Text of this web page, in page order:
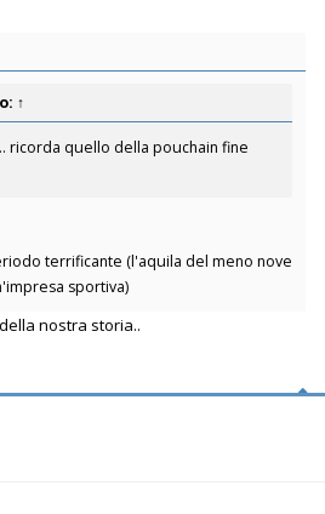
↑
ricorda quello della pouchain fine
terrificante (l'aquila del meno nove
sportiva)
nostra storia..